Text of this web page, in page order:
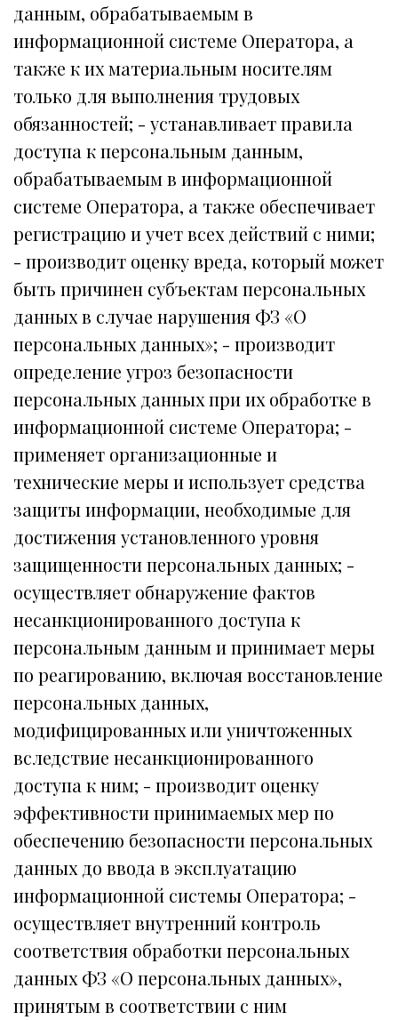
данным, обрабатываемым в
информационной системе Оператора, а
также к их материальным носителям
только для выполнения трудовых
обязанностей; - устанавливает правила
доступа к персональным данным,
обрабатываемым в информационной
системе Оператора, а также обеспечивает
регистрацию и учет всех действий с ними;
- производит оценку вреда, который может
быть причинен субъектам персональных
данных в случае нарушения ФЗ «О
персональных данных»; - производит
определение угроз безопасности
персональных данных при их обработке в
информационной системе Оператора; -
применяет организационные и
технические меры и использует средства
защиты информации, необходимые для
достижения установленного уровня
защищенности персональных данных; -
осуществляет обнаружение фактов
несанкционированного доступа к
персональным данным и принимает меры
по реагированию, включая восстановление
персональных данных,
модифицированных или уничтоженных
вследствие несанкционированного
доступа к ним; - производит оценку
эффективности принимаемых мер по
обеспечению безопасности персональных
данных до ввода в эксплуатацию
информационной системы Оператора; -
осуществляет внутренний контроль
соответствия обработки персональных
данных ФЗ «О персональных данных»,
принятым в соответствии с ним